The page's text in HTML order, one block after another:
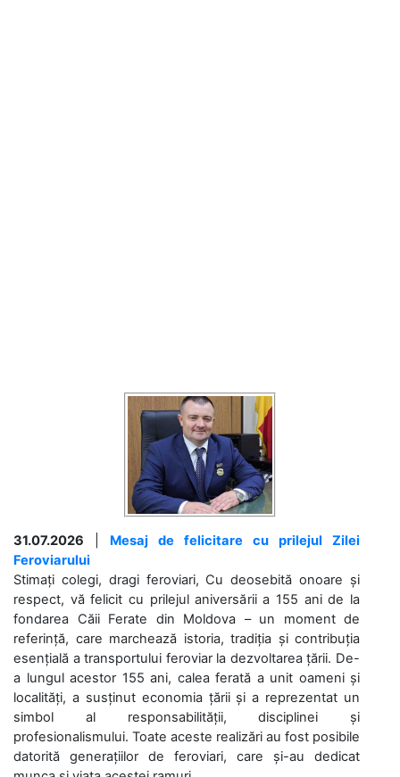
31.07.2026
Mesaj de felicitare cu prilejul Zilei
Feroviarului
Stimați colegi, dragi feroviari, Cu deosebită onoare și
respect, vă felicit cu prilejul aniversării a 155 ani de la
fondarea Căii Ferate din Moldova – un moment de
referință, care marchează istoria, tradiția și contribuția
esențială a transportului feroviar la dezvoltarea țării. De-
a lungul acestor 155 ani, calea ferată a unit oameni și
localități, a susținut economia țării și a reprezentat un
simbol al responsabilității, disciplinei și
profesionalismului. Toate aceste realizări au fost posibile
datorită generațiilor de feroviari, care și-au dedicat